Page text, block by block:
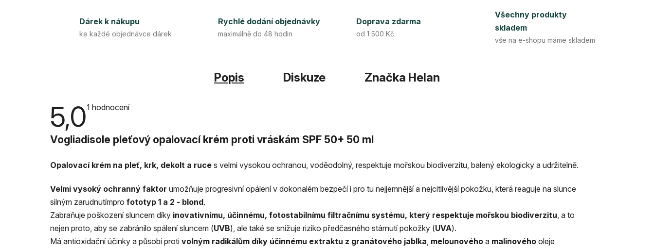
Dárek k nákupu
ke každé objednávce dárek
Rychlé dodání objednávky
maximálně do 48 hodin
Doprava zdarma
od 1 500 Kč
Všechny produkty
skladem
vše na e-shopu máme skladem
Popis Diskuze Značka Helan
5,0Průměrné
5,0
z
hvězdiček.
1 hodnocení
Vogliadisole pleťový opalovací krém proti vráskám SPF 50+ 50 ml
Opalovací krém na pleť, krk, dekolt a ruce s velmi vysokou ochranou, voděodolný, respektuje mořskou biodiverzitu, balený ekologicky a udržitelně.
Velmi vysoký ochranný faktor umožňuje progresivní opálení v dokonalém bezpečí i pro tu nejjemnější a nejcitlivější pokožku, která reaguje na slunce
silným zarudnutímpro fototyp 1 a 2 - blond.
Zabraňuje poškození sluncem díky inovativnímu, účinnému, fotostabilnímu filtračnímu systému, který respektuje mořskou biodiverzitu, a to
nejen proto, aby se zabránilo spálení sluncem (UVB), ale také se snižuje riziko předčasného stárnutí pokožky (UVA).
Má antioxidační účinky a působí proti volným radikálům díky účinnému extraktu z granátového jablka, melounového a malinového oleje